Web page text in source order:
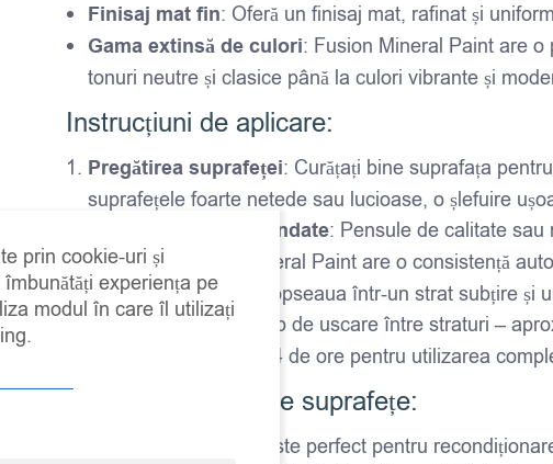
Finisaj mat fin: Oferă un finisaj mat, rafinat și
Gama extinsă de culori: Fusion Mineral Paint are o
tonuri neutre și clasice până la culori vibrante și
Instrucțiuni de aplicare:
Pregătirea suprafeței: Curățați bine suprafața
suprafețele foarte netede sau lucioase, o șlefuire
Instrumente recomandate: Pensule de calitate sau
Aplicare : Fusion Mineral Paint are o consistență
de pensulă. Aplicați vopseaua într-un strat subțire și
Timp de uscare: Timp de uscare între straturi –
Uscare completă în 24 de ore pentru utilizarea
Ideal pentru diverse suprafețe:
: Este perfect pentru
prin cookie-uri și
experiența pe
modul în care îl utilizați